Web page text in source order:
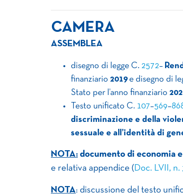
CAMERA
ASSEMBLEA
disegno di legge C. 2572–
finanziario 2019e disegno di
Stato per l’anno finanziario
Testo unificato C. 107–569–
discriminazione e della
sessuale e all’identità di
NOTA: documento di economia
e relativa appendice ( Doc. LVII, n.
NOTA: discussione del testo